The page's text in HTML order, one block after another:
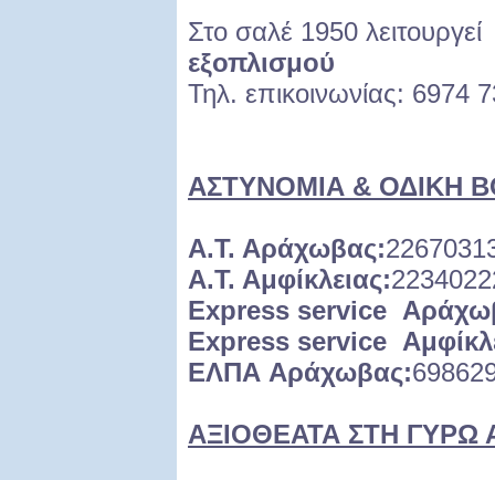
Στο σαλέ 1950
εξοπλισμού
Τηλ. επικοινωνίας: 6974
ΑΣΤΥΝΟΜΙΑ & ΟΔΙΚΗ
Α.Τ. Αράχωβας:
Α.Τ. Αμφίκλειας:
Express service
Express service
ΕΛΠΑ Αράχωβας:
ΑΞΙΟΘΕΑΤΑ ΣΤΗ